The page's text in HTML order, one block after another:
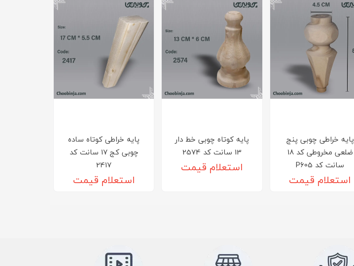
پایه خراطی چوبی پنج
ضلعی مخروطی کد 18
سانت کد P605
استعلام قیمت
پایه کوتاه چوبی خط دار
13 سانت کد 2574
استعلام قیمت
پایه خراطی کوتاه ساده
چوبی کج 17 سانت کد
2417
استعلام قیمت